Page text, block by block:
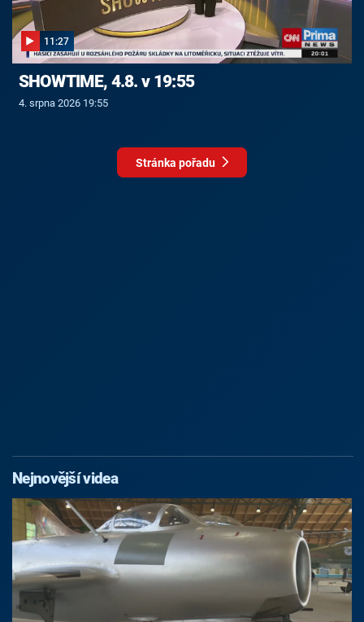
11:27
SHOWTIME, 4.8. v 19:55
4. srpna 2026 19:55
Stránka pořadu
Nejnovější videa